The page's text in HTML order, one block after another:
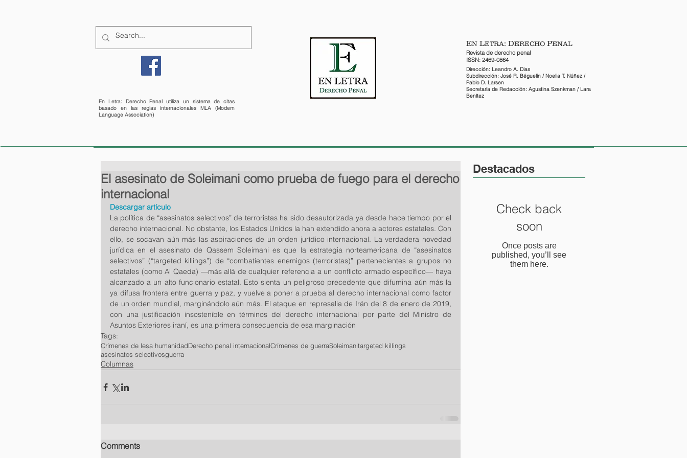
En Letra: Derecho Penal utiliza un sistema de citas
basado en las reglas internacionales MLA (Modern
Language Association)
EN LETRA: DERECHO PENAL
Revista de derecho penal
ISSN: 2469-0864
Dirección: Leandro A. Dias
Subdirección: José R. Béguelin / Noelia T. Núñez /
Pablo D. Larsen
Secretaría de Redacción: Agustina Szenkman / Lara
Benítez
El asesinato de Soleimani como prueba de fuego para el derecho
internacional
Descargar artículo
La política de “asesinatos selectivos” de terroristas ha sido desautorizada ya desde hace tiempo por el
derecho internacional. No obstante, los Estados Unidos la han extendido ahora a actores estatales. Con
ello, se socavan aún más las aspiraciones de un orden jurídico internacional. La verdadera novedad
jurídica en el asesinato de Qassem Soleimani es que la estrategia norteamericana de “asesinatos
selectivos” (“targeted killings”) de “combatientes enemigos (terroristas)” pertenecientes a grupos no
estatales (como Al Qaeda) —más allá de cualquier referencia a un conflicto armado específico— haya
alcanzado a un alto funcionario estatal. Esto sienta un peligroso precedente que difumina aún más la
ya difusa frontera entre guerra y paz, y vuelve a poner a prueba al derecho internacional como factor
de un orden mundial, marginándolo aún más. El ataque en represalia de Irán del 8 de enero de 2019,
con una justificación insostenible en términos del derecho internacional por parte del Ministro de
Asuntos Exteriores iraní, es una primera consecuencia de esa marginación
Tags:
Crímenes de lesa humanidadDerecho penal internacionalCrímenes de guerraSoleimanitargeted killings
asesinatos selectivosguerra
Columnas
Comments
Destacados
Check back
soon
Once posts are
published, you’ll see
them here.